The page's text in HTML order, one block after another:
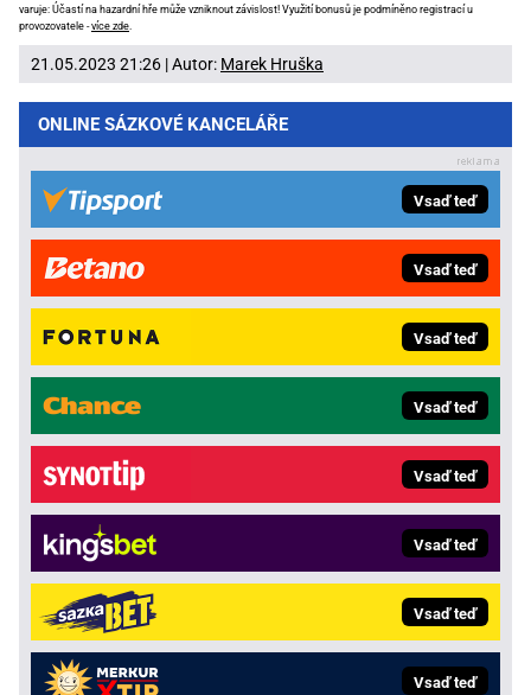
varuje: Účastí na hazardní hře může vzniknout závislost! Využití bonusů je podmíněno registrací u
provozovatele -více zde.
21.05.2023 21:26 | Autor: Marek Hruška
ONLINE SÁZKOVÉ KANCELÁŘE
Vsaď teď
Vsaď teď
Vsaď teď
Vsaď teď
Vsaď teď
Vsaď teď
Vsaď teď
Vsaď teď